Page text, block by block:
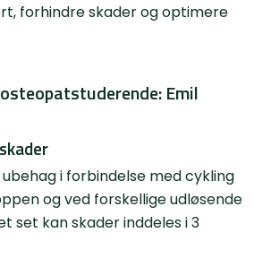
forhindre skader og optimere
Emil
i forbindelse med cykling
og ved forskellige udløsende
set kan skader inddeles i 3